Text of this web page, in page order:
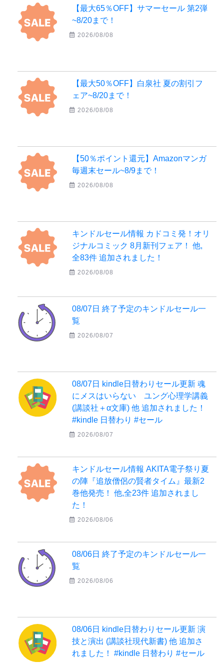
【最大65％OFF】サマーセール 第2弾
~8/20まで！
2026/08/08
【最大50％OFF】白泉社 夏の割引フ
ェア~8/20まで！
2026/08/08
【50％ポイント還元】Amazonマンガ
毎週末セール~8/9まで！
2026/08/08
キンドルセール情報 カドコミ発！オリ
ジナルコミック 8月新刊フェア！ 他,
全83件 追加されました！
2026/08/08
08/07日 終了予定のキンドルセール一
覧
2026/08/07
08/07日 kindle日替わりセール更新 魂
にメスはいらない ユング心理学講義
(講談社＋α文庫) 他 追加されました！
#kindle 日替わり #セール
2026/08/07
キンドルセール情報 AKITA電子祭り夏
の陣『追放僧侶の賢者タイム』最新2
巻他発売！ 他,全23件 追加されまし
た！
2026/08/06
08/06日 終了予定のキンドルセール一
覧
2026/08/06
08/06日 kindle日替わりセール更新 演
技と演出 (講談社現代新書) 他 追加さ
れました！ #kindle 日替わり #セール